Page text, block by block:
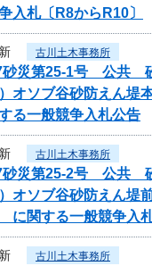
入札〔R8からR10〕
古川土木事務所
砂災第25-1号 公共
オソブ谷砂防えん堤
る一般競争入札公告
古川土木事務所
砂災第25-2号 公共
オソブ谷砂防えん堤
に関する一般競争入
古川土木事務所